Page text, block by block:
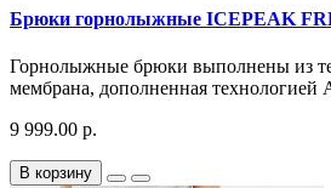
Брюки горнолыжные ICEPEAK
Горнолыжные брюки выполнены из
мембрана, дополненная технологией
9 999.00 р.
В корзину